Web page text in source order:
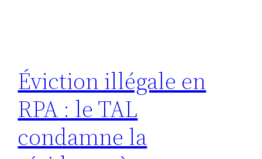
Éviction illégale en
RPA : le TAL
condamne la